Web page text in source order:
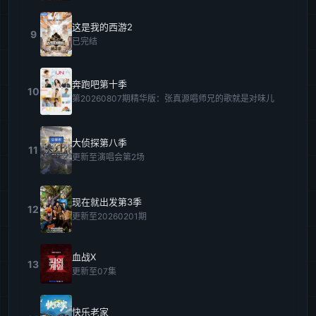
9
这是我的西游2
已完结
10
奔跑吧第十季
第20260807期精华版：张真源唱师兄的歌就是对味儿
11
大侦探第八季
更新至演唱会第2场
12
现在就出发第3季
更新至20260201期
13
血战X
更新至07集
快乐老家